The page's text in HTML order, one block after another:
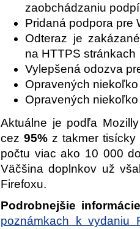
zaobchádzaniu
Pridaná podpora pre
Odteraz je
na HTTPS stránkach
Vylepšená odozva
Opravených
Opravených
Aktuálne je podľa
cez 95% z takmer
počtu viac ako 10 000
Väčšina doplnkov už
Firefoxu.
Podrobnejšie informácie
poznámkach k vydaniu